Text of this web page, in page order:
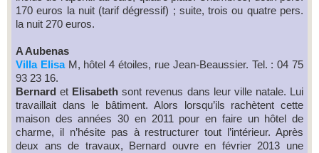
170 euros la nuit (tarif dégressif) ; suite, trois ou quatre pers.
la nuit 270 euros.
A Aubenas
Villa ElisaM, hôtel 4 étoiles, rue Jean-Beaussier. Tel. : 04 75
93 23 16.
Bernard et Elisabeth sont revenus dans leur ville natale. Lui
travaillait dans le bâtiment. Alors lorsqu’ils rachètent cette
maison des années 30 en 2011 pour en faire un hôtel de
charme, il n’hésite pas à restructurer tout l’intérieur. Après
deux ans de travaux, Bernard ouvre en février 2013 une